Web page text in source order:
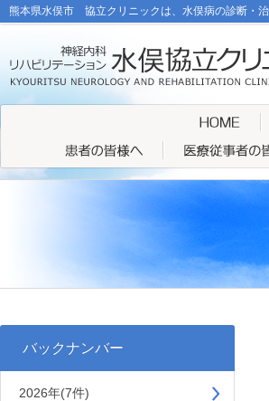
熊本県水俣市 協立クリニックは、水俣病の診断・
バックナンバー
2026年(7件)